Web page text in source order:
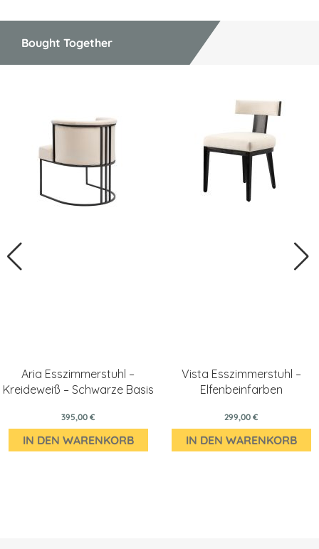
Bought Together
Aria Esszimmerstuhl –
Kreideweiß – Schwarze Basis
395,00 €
IN DEN WARENKORB
Vista Esszimmerstuhl –
Elfenbeinfarben
299,00 €
IN DEN WARENKORB